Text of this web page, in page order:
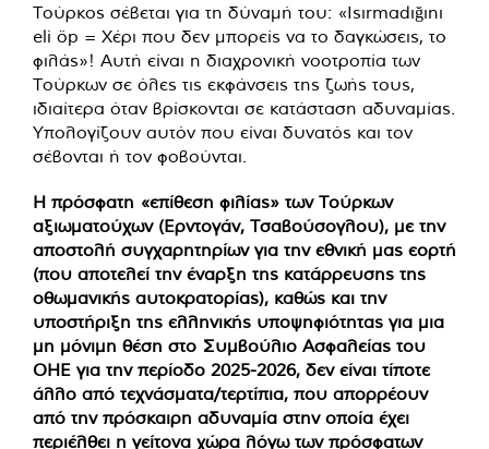
Τούρκος σέβεται για τη δύναμή του: «Isırmadığını
eli öp = Χέρι που δεν μπορείς να το δαγκώσεις, το
φιλάς»! Αυτή είναι η διαχρονική νοοτροπία των
Τούρκων σε όλες τις εκφάνσεις της ζωής τους,
ιδιαίτερα όταν βρίσκονται σε κατάσταση αδυναμίας.
Υπολογίζουν αυτόν που είναι δυνατός και τον
σέβονται ή τον φοβούνται.
Η πρόσφατη «επίθεση φιλίας» των Τούρκων
αξιωματούχων (Ερντογάν, Τσαβούσογλου), με την
αποστολή συγχαρητηρίων για την εθνική μας εορτή
(που αποτελεί την έναρξη της κατάρρευσης της
οθωμανικής αυτοκρατορίας), καθώς και την
υποστήριξη της ελληνικής υποψηφιότητας για μια
μη μόνιμη θέση στο Συμβούλιο Ασφαλείας του
ΟΗΕ για την περίοδο 2025-2026, δεν είναι τίποτε
άλλο από τεχνάσματα/τερτίπια, που απορρέουν
από την πρόσκαιρη αδυναμία στην οποία έχει
περιέλθει η γείτονα χώρα λόγω των πρόσφατων